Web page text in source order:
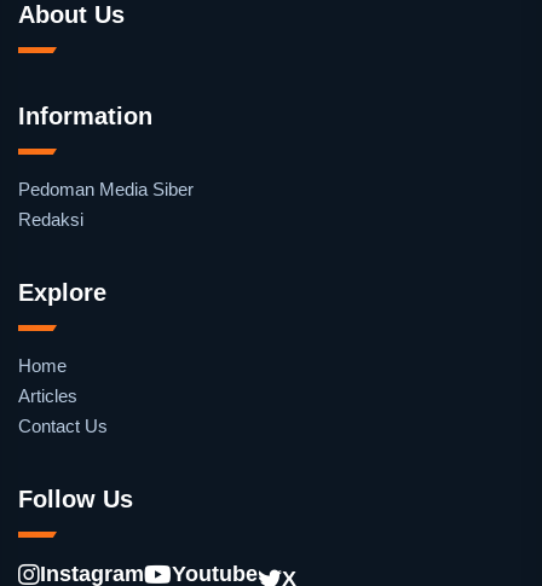
About Us
Information
Pedoman Media Siber
Redaksi
Explore
Home
Articles
Contact Us
Follow Us
Instagram Youtube X